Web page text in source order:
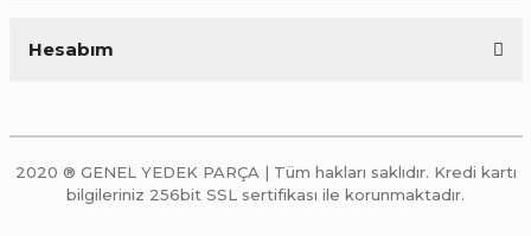
Hesabım
2020 ® GENEL YEDEK PARÇA | Tüm hakları saklıdır. Kredi kartı
bilgileriniz 256bit SSL sertifikası ile korunmaktadır.